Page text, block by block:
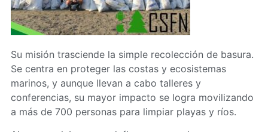
Su misión trasciende la simple recolección de basura.
Se centra en proteger las costas y ecosistemas
marinos, y aunque llevan a cabo talleres y
conferencias, su mayor impacto se logra movilizando
a más de 700 personas para limpiar playas y ríos.